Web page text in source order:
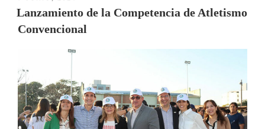
Lanzamiento de la Competencia de Atletismo
Convencional